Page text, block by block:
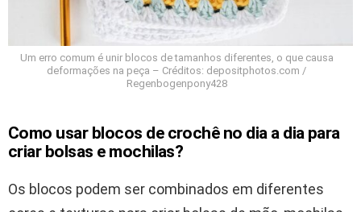
Um erro comum é unir blocos de tamanhos diferentes, o que causa
deformações na peça – Créditos: depositphotos.com /
Regenbogenpony428
Como usar blocos de crochê no dia a dia para
criar bolsas e mochilas?
Os blocos podem ser combinados em diferentes